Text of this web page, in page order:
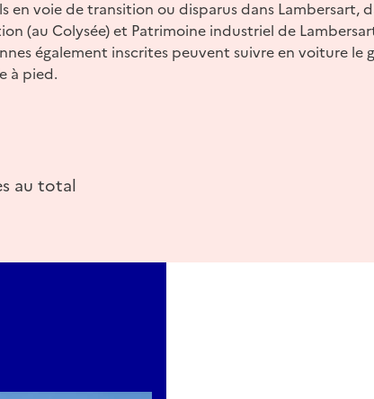
en voie de transition ou disparus dans Lambersart,
(au Colysée) et Patrimoine industriel de
également inscrites peuvent suivre en voiture le
à pied.
au total